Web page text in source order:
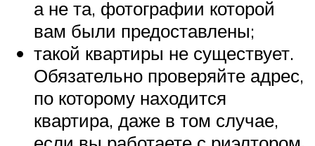
а не та, фотографии которой
вам были предоставлены;
такой квартиры не существует.
Обязательно проверяйте адрес,
по которому находится
квартира, даже в том случае,